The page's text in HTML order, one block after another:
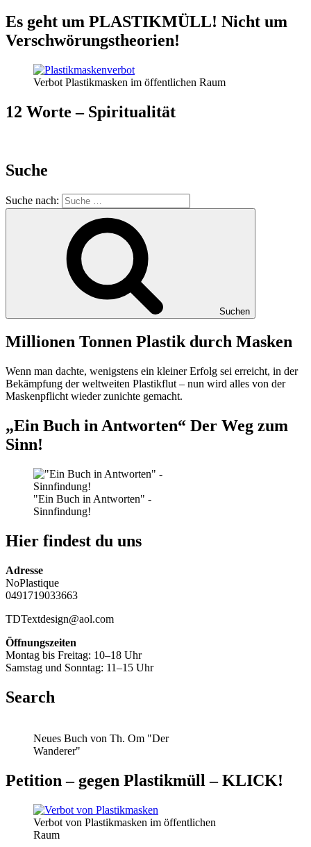
Es geht um PLASTIKMÜLL! Nicht um
Verschwörungstheorien!
Verbot Plastikmasken im öffentlichen Raum
12 Worte – Spiritualität
Suche
Suche nach:
Suchen
Millionen Tonnen Plastik durch Masken
Wenn man dachte, wenigstens ein kleiner Erfolg sei erreicht, in der
Bekämpfung der weltweiten Plastikflut – nun wird alles von der
Maskenpflicht wieder zunichte gemacht.
„Ein Buch in Antworten“ Der Weg zum
Sinn!
"Ein Buch in Antworten" -
Sinnfindung!
Hier findest du uns
Adresse
NoPlastique
0491719033663
TDTextdesign@aol.com
Öffnungszeiten
Montag bis Freitag: 10–18 Uhr
Samstag und Sonntag: 11–15 Uhr
Search
Neues Buch von Th. Om "Der
Wanderer"
Petition – gegen Plastikmüll – KLICK!
Verbot von Plastikmasken im öffentlichen
Raum